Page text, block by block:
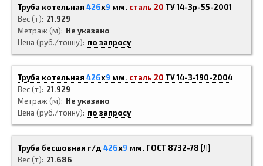
Труба котельная 426x9 мм. сталь 20 ТУ 14-3р-55-2001
Вес (т)
21.929
Метраж (м)
Не указано
Цена (руб./тонну)
по запросу
Труба котельная 426x9 мм. сталь 20 ТУ 14-3-190-2004
Вес (т)
21.929
Метраж (м)
Не указано
Цена (руб./тонну)
по запросу
Труба бесшовная г/д 426x9 мм. ГОСТ 8732-78 [Л]
Вес (т)
21.686